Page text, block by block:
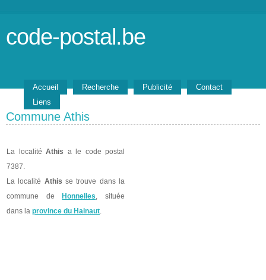
code-postal.be
Accueil Recherche Publicité
Contact
Liens
Commune Athis
La localité Athis a le code postal
7387.
La localité Athis se trouve dans la
commune de
Honnelles, située
dans la province du Hainaut.